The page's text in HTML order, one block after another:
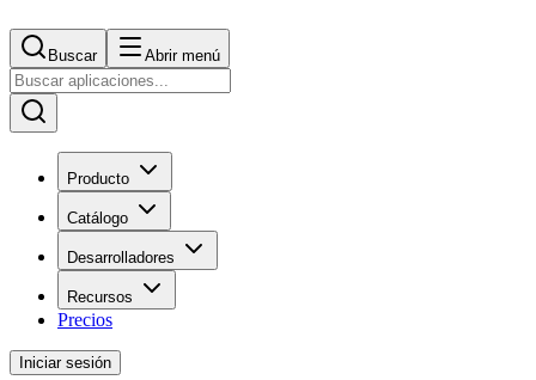
Buscar Abrir menú
Producto
Catálogo
Desarrolladores
Recursos
Precios
Iniciar sesión